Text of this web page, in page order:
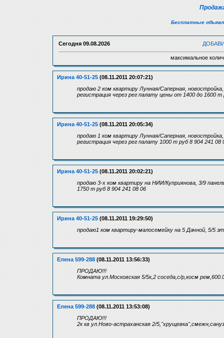
Бесплатные
Сегодня 09.08.2026
максимальное
Ирина 40-51-25 (08.11.2011 20:07:21)
продаю 2 ком квартиру Лунная/Саперная,
регистрация через рег палату цены от 1400 до 1600 т
Ирина 40-51-25 (08.11.2011 20:05:34)
продаю 1 ком квартиру Лунная/Саперная,
регистрация через рег палату 1000 т руб 8 904 241 08
Ирина 40-51-25 (08.11.2011 20:02:21)
продаю 3-х ком квартиру на НИИ/Куприянова, 3/9
1750 т руб 8 904 241 08 06
Ирина 40-51-25 (08.11.2011 19:29:50)
продаю1 ком квартиру-малосемейку на 5 Дачной, 5/5
Елена 599-288 (08.11.2011 13:56:33)
ПРОДАЮ!!!
Комната ул.Московская 5/5к,2 соседа,с/р,косм
Елена 599-288 (08.11.2011 13:53:08)
ПРОДАЮ!!!
2к кв ул.Ново-астраханская 2/